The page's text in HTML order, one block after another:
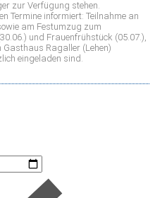
zur Verfügung stehen.
Termine informiert: Teilnahme an
am Festumzug zum
und Frauenfrühstück (05.07.),
Ragaller (Lehen)
eingeladen sind.